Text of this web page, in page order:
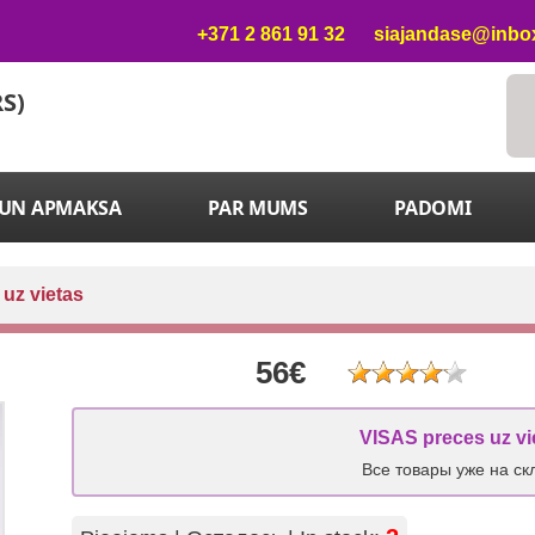
+371 2 861 91 32
APMAKSA PAR MUMS PADOMI
vietas
56€
VISAS preces uz
Все товары уже на